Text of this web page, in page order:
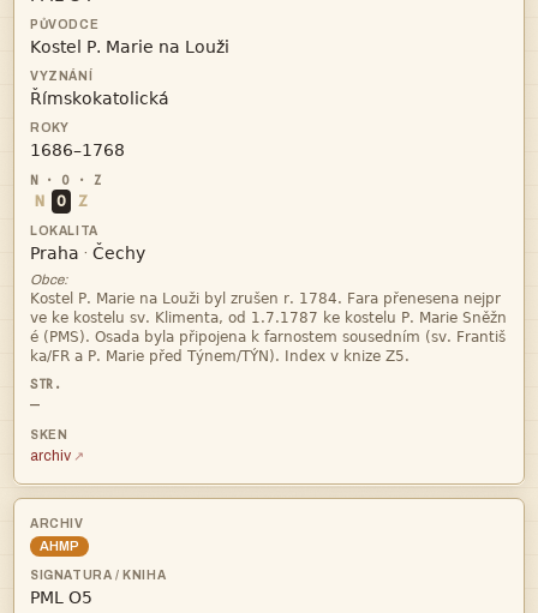



N O Z
 · 
Obce:




—
archiv
AHMP
